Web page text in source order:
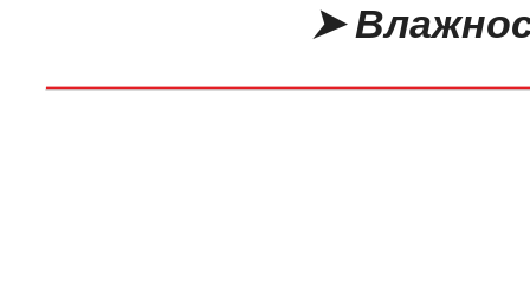
➤ Влажность -